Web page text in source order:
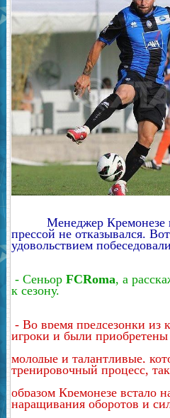
Менеджер Кремонезе
прессой не отказывался.
удовольствием
- Сеньор FCRoma, а
к сезону.
- Во время предсезонки из
игроки и были приобретены
молодые и талантливые,
тренировочный процесс,
образом Кремонезе встало
наращивания оборотов и